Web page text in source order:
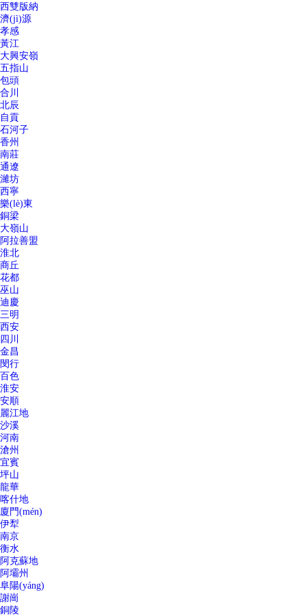
西雙版納
濟(jì)源
孝感
黃江
大興安嶺
五指山
包頭
合川
北辰
自貢
石河子
香州
南莊
通遼
濰坊
西寧
樂(lè)東
銅梁
大嶺山
阿拉善盟
淮北
商丘
花都
巫山
迪慶
三明
西安
四川
金昌
閔行
百色
淮安
安順
麗江地
沙溪
河南
滄州
宜賓
坪山
龍華
喀什地
廈門(mén)
伊犁
南京
衡水
阿克蘇地
阿壩州
阜陽(yáng)
謝崗
銅陵